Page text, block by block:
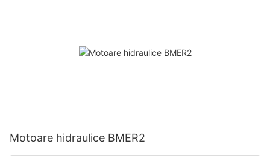
Motoare hidraulice BMER2